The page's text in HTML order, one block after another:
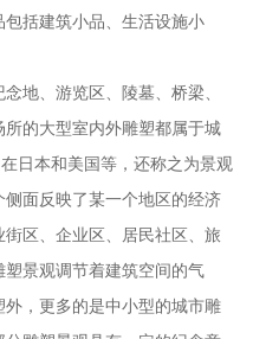
括建筑小品、生活设施小
地、游览区、陵墓、桥梁、
的大型室内外雕塑都属于城
日本和美国等，还称之为景观
面反映了某一个地区的经济
区、企业区、居民社区、旅
景观调节着建筑空间的气
，更多的是中小型的城市雕